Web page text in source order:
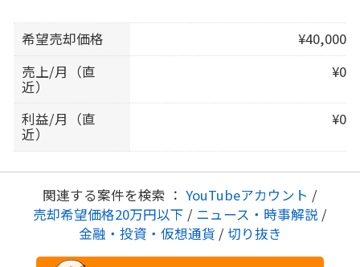
希望売却価格
¥40,000
売上/月（直
近）
¥0
利益/月（直
近）
¥0
関連する案件を検索 ： YouTubeアカウント /
売却希望価格20万円以下 / ニュース・時事解説 /
金融・投資・仮想通貨 / 切り抜き